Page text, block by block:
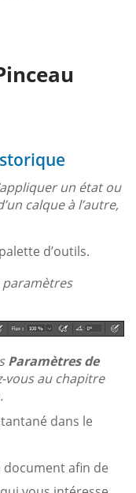
un état ou
calque à l’autre,
d’outils.
paramètres
Paramètres de
vous au chapitre
dans le
document afin de